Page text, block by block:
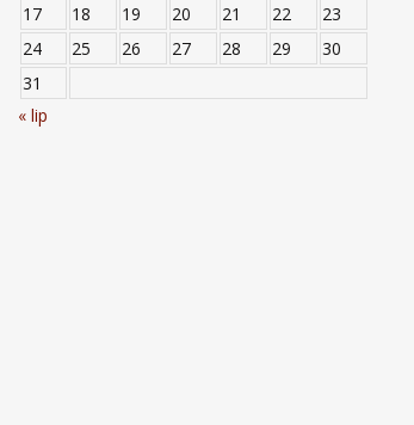
17
18 19 20 21 22
23
24
25 26 27 28 29
30
31
« lip